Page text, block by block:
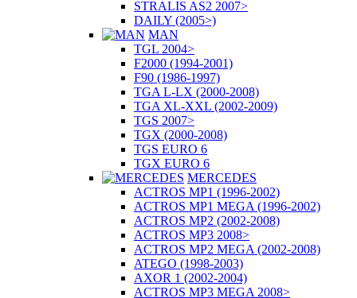
STRALIS AS2 2007>
DAILY (2005>)
MAN
TGL 2004>
F2000 (1994-2001)
F90 (1986-1997)
TGA L-LX (2000-2008)
TGA XL-XXL (2002-2009)
TGS 2007>
TGX (2000-2008)
TGS EURO 6
TGX EURO 6
MERCEDES
ACTROS MP1 (1996-2002)
ACTROS MP1 MEGA (1996-2002)
ACTROS MP2 (2002-2008)
ACTROS MP3 2008>
ACTROS MP2 MEGA (2002-2008)
ATEGO (1998-2003)
AXOR 1 (2002-2004)
ACTROS MP3 MEGA 2008>